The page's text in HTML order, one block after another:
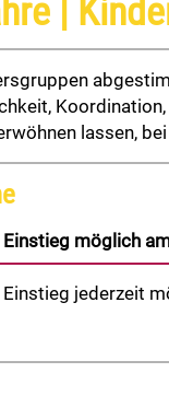
|
lassen,
Einstieg möglich
Einstieg jederzeit